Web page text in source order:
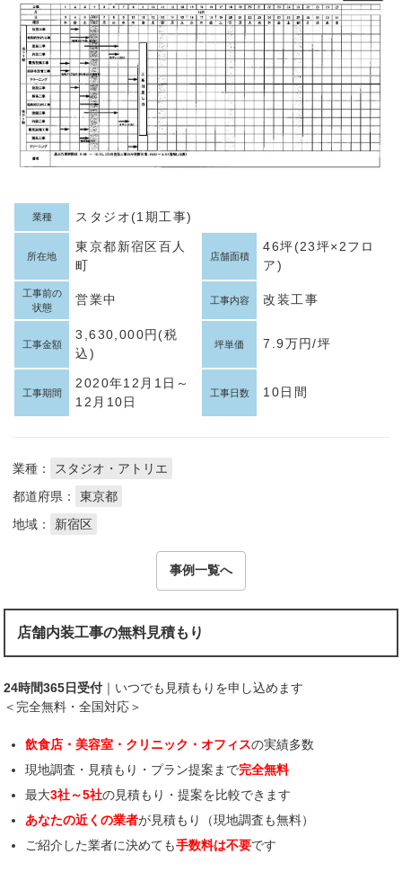
業種 スタジオ(1期工事)
所在地
東京都新宿区百人
町
店舗面積
46坪(23坪×2フロ
ア)
工事前の
状態
営業中 工事内容 改装工事
工事金額
3,630,000円(税
込)
坪単価 7.9万円/坪
工事期間
2020年12月1日～
12月10日
工事日数 10日間
業種：
スタジオ・アトリエ
都道府県：
東京都
地域：
新宿区
事例一覧へ
店舗内装工事の無料見積もり
24時間365日受付 ｜いつでも見積もりを申し込めます
＜完全無料・全国対応＞
飲食店・美容室・クリニック・オフィスの実績多数
現地調査・見積もり・プラン提案まで完全無料
最大3社～5社の見積もり・提案を比較できます
あなたの近くの業者が見積もり（現地調査も無料）
ご紹介した業者に決めても手数料は不要です